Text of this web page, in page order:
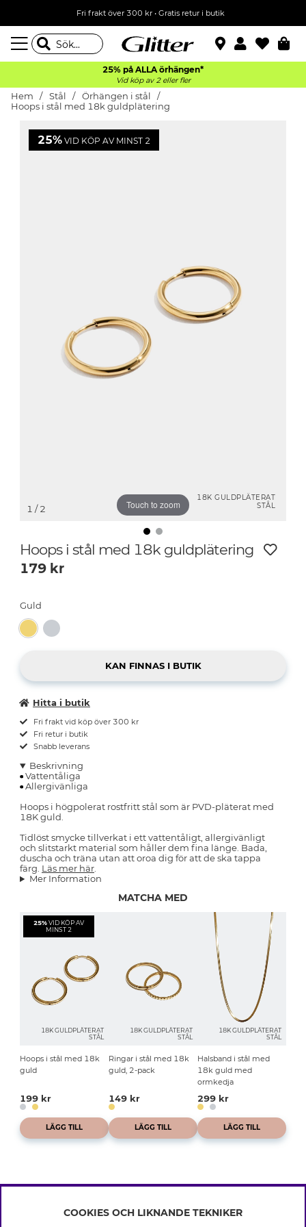
Fri frakt över 300 kr• Gratis retur i butik
25% på ALLA örhängen*
Vid köp av 2 eller fler
Hem Stål
Örhängen i stål
Hoops i stål med 18k guldplätering
25% VID KÖP AV MINST 2
18K GULDPLÄTERAT
STÅL
Touch to zoom
1 / 2
Hoops i stål med 18k guldplätering
179 kr
Guld
Hitta i butik
Fri frakt vid köp över 300 kr
Fri retur i butik
Snabb leverans
Beskrivning
Vattentåliga
Allergivänliga
Hoops i högpolerat rostfritt stål som är PVD-pläterat med
18K guld.
Tidlöst smycke tillverkat i ett vattentåligt, allergivänligt
och slitstarkt material som håller dem fina länge. Bada,
duscha och träna utan att oroa dig för att de ska tappa
färg. Läs mer här
Mer Information
MATCHA MED
25% VID KÖP AV
MINST 2
18K GULDPLÄTERAT
STÅL
Hoops i stål med 18k
guld
199 kr
LÄGG TILL
18K GULDPLÄTERAT
STÅL
Ringar i stål med 18k
guld, 2-pack
149 kr
LÄGG TILL
18K GULDPLÄTERAT
STÅL
Halsband i stål med
18k guld med
ormkedja
299 kr
LÄGG TILL
INFO
COOKIES OCH LIKNANDE TEKNIKER